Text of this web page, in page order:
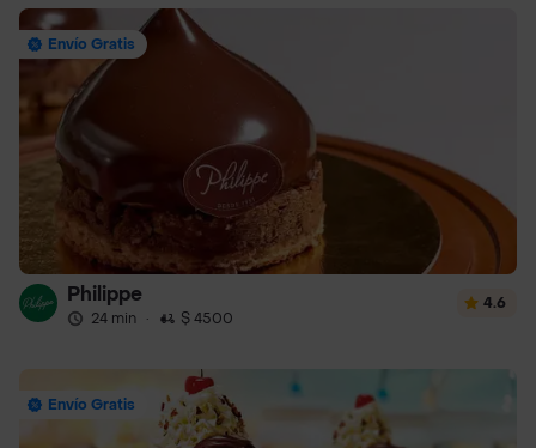
Envío Gratis
Philippe
24 min · $ 4500
4.6
Envío Gratis